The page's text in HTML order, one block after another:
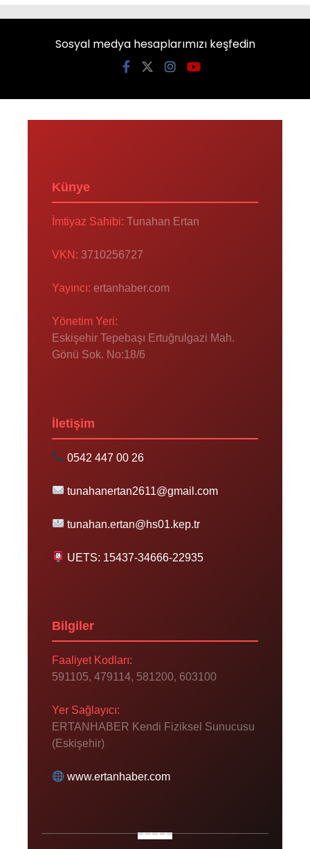
Sosyal medya hesaplarımızı keşfedin
Künye
İmtiyaz Sahibi: Tunahan Ertan
VKN: 3710256727
Yayıncı: ertanhaber.com
Yönetim Yeri:
Eskişehir Tepebaşı Ertuğrulgazi Mah.
Gönü Sok. No:18/6
İletişim
0542 447 00 26
tunahanertan2611@gmail.com
tunahan.ertan@hs01.kep.tr
UETS: 15437-34666-22935
Bilgiler
Faaliyet Kodları:
591105, 479114, 581200, 603100
Yer Sağlayıcı:
ERTANHABER Kendi Fiziksel Sunucusu
(Eskişehir)
www.ertanhaber.com